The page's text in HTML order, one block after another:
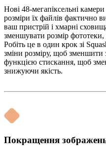
Нові 48-мегапіксельні
розміри їх файлів фактично
ваш пристрій і хмарні
зменшувати розмір фототеки,
Робіть це в один крок зі
зміни розміру, щоб зменшити
функцією стискання, щоб
знижуючи якість.
Покращення